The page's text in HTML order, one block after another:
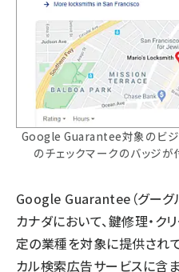
Google Guarantee対象のビ
のチェックマークのバッジが
Google Guarantee （グー
カナダにおいて、鍵修理・ク
定の業種を対象に提供され
カル検索広告サービスに含